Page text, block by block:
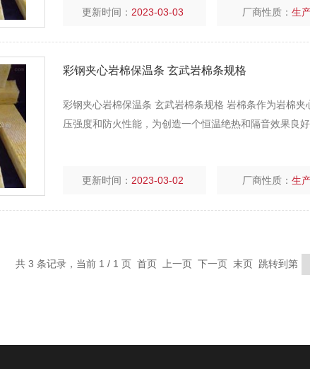
更新时间： 2023-03-03 厂商性质：生
彩钢夹心岩棉保温条 玄武岩棉条规格
彩钢夹心岩棉保温条 玄武岩棉条规格 岩棉条作为岩棉夹心
压强度和防火性能，为创造一个恒温绝热和隔音效
更新时间： 2023-03-02 厂商性质：生
共 3 条记录，当前 1 / 1 页 首页 上一页 下一页 末页 跳转到第